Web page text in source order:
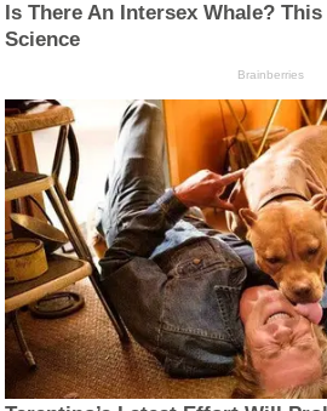
Is There An Intersex Whale?
Science
Brainberries